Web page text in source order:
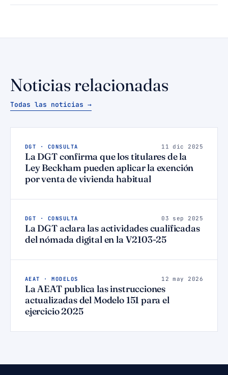
Noticias relacionadas
Todas las noticias →
DGT · CONSULTA 11 dic 2025
La DGT confirma que los titulares de la
Ley Beckham pueden aplicar la exención
por venta de vivienda habitual
DGT · CONSULTA 03 sep 2025
La DGT aclara las actividades cualificadas
del nómada digital en la V2103-25
AEAT · MODELOS 12 may 2026
La AEAT publica las instrucciones
actualizadas del Modelo 151 para el
ejercicio 2025